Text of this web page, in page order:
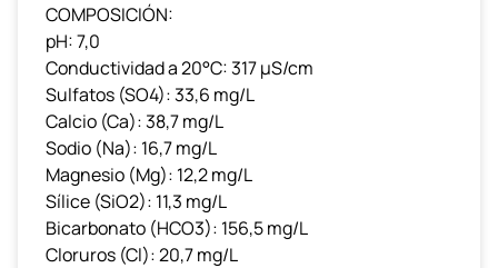
COMPOSICIÓN:
pH: 7,0
Conductividad a 20°C: 317 μS/cm
Sulfatos (SO4): 33,6 mg/L
Calcio (Ca): 38,7 mg/L
Sodio (Na): 16,7 mg/L
Magnesio (Mg): 12,2 mg/L
Sílice (SiO2): 11,3 mg/L
Bicarbonato (HCO3): 156,5 mg/L
Cloruros (Cl): 20,7 mg/L